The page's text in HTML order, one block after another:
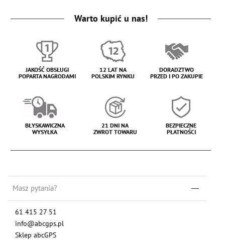
Warto kupić u nas!
JAKOŚĆ OBSŁUGI
POPARTA NAGRODAMI
12 LAT NA
POLSKIM RYNKU
DORADZTWO
PRZED I PO ZAKUPIE
BŁYSKAWICZNA
WYSYŁKA
21 DNI NA
ZWROT TOWARU
BEZPIECZNE
PŁATNOŚCI
Masz pytania?
61 415 27 51
info@abcgps.pl
Sklep abcGPS